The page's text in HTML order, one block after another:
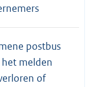
postbus
melden
of